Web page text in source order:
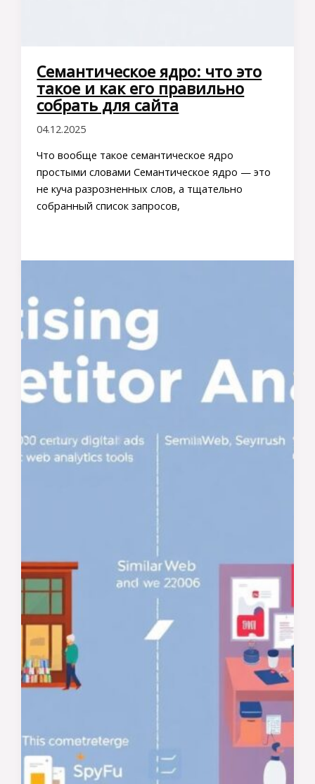
Семантическое ядро: что это
такое и как его правильно
собрать для сайта
04.12.2025
Что вообще такое семантическое ядро
простыми словами Семантическое ядро — это
не куча разрозненных слов, а тщательно
собранный список запросов,